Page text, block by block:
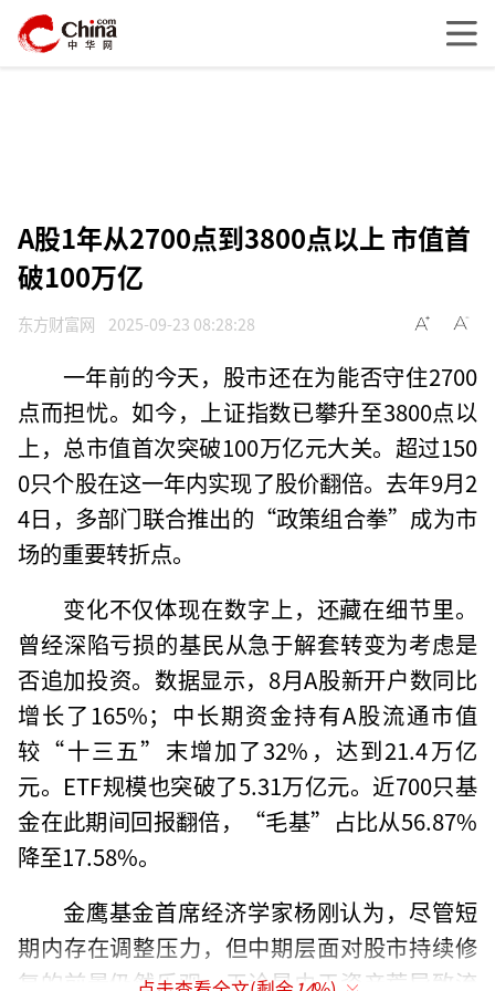
A股1年从2700点到3800点以上 市值首
破100万亿
东方财富网 2025-09-23 08:28:28
一年前的今天，股市还在为能否守住2700
点而担忧。如今，上证指数已攀升至3800点以
上，总市值首次突破100万亿元大关。超过150
0只个股在这一年内实现了股价翻倍。去年9月2
4日，多部门联合推出的“政策组合拳”成为市
场的重要转折点。
变化不仅体现在数字上，还藏在细节里。
曾经深陷亏损的基民从急于解套转变为考虑是
否追加投资。数据显示，8月A股新开户数同比
增长了165%；中长期资金持有A股流通市值
较“十三五”末增加了32%，达到21.4万亿
元。ETF规模也突破了5.31万亿元。近700只基
金在此期间回报翻倍，“毛基”占比从56.87%
降至17.58%。
金鹰基金首席经济学家杨刚认为，尽管短
期内存在调整压力，但中期层面对股市持续修
复的前景仍然乐观。无论是由于资产荒导致流